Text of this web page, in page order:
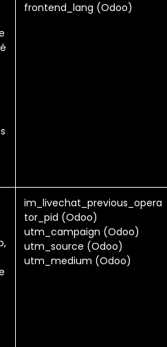
frontend_lang (Odoo)
im_livechat_previous_opera
tor_pid (Odoo)
utm_campaign (Odoo)
utm_source (Odoo)
utm_medium (Odoo)